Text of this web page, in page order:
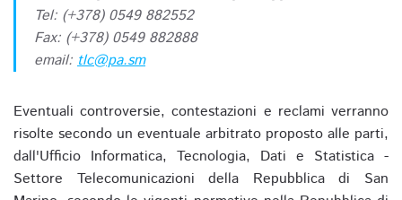
Tel: (+378) 0549 882552
Fax: (+378) 0549 882888
email: tlc@pa.sm
Eventuali controversie, contestazioni e reclami verranno
risolte secondo un eventuale arbitrato proposto alle parti,
dall'Ufficio Informatica, Tecnologia, Dati e Statistica -
Settore Telecomunicazioni della Repubblica di San